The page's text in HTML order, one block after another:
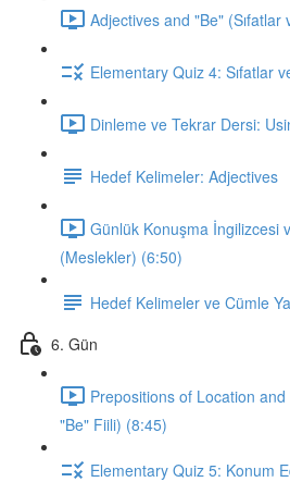
Adjectives and "Be" (Sıfatlar
Elementary Quiz 4: Sıfatlar
Dinleme ve Tekrar Dersi:
Hedef Kelimeler: Adjectives
Günlük Konuşma İngilizcesi
(Meslekler) (6:50)
Hedef Kelimeler ve Cümle
6. Gün
Prepositions of Location
"Be" Fiili) (8:45)
Elementary Quiz 5: Konum